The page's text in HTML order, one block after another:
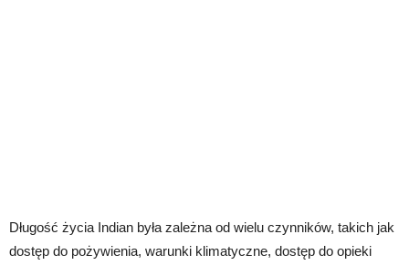
Długość życia Indian była zależna od wielu czynników, takich jak
dostęp do pożywienia, warunki klimatyczne, dostęp do opieki